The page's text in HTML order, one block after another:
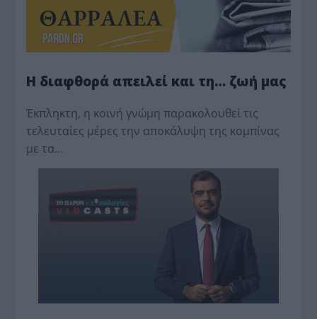
Η διαφθορά απειλεί και τη… ζωή μας
Έκπληκτη, η κοινή γνώμη παρακολουθεί τις
τελευταίες μέρες την αποκάλυψη της κο­μπίνας
με τα…